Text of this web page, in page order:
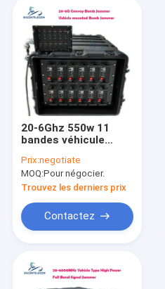
20-6Ghz 550w 11
bandes véhicule
brouilleur DDS convoi
système de
brouillage
Prix:negotiate
MOQ:Pour négocier.
Trouvez les derniers prix
Contactez